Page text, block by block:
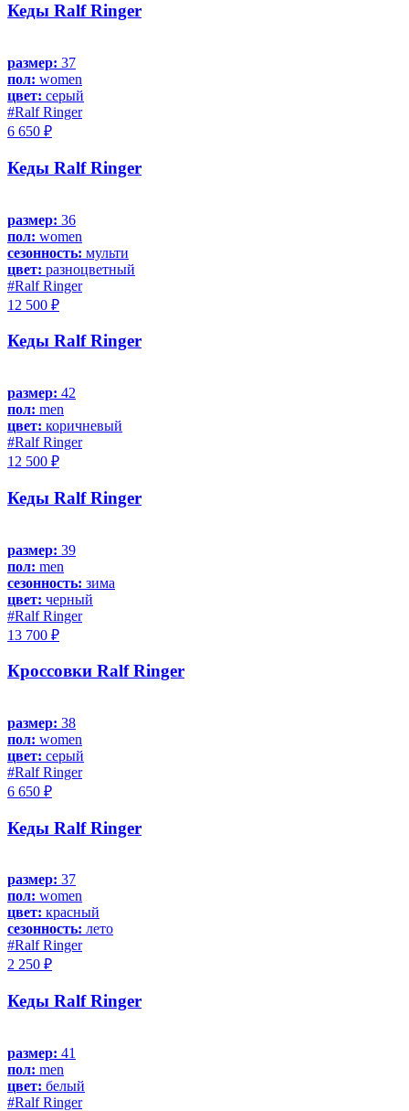
Кеды Ralf Ringer
размер: 37
пол: women
цвет: серый
#Ralf Ringer
6 650 ₽
Кеды Ralf Ringer
размер: 36
пол: women
сезонность: мульти
цвет: разноцветный
#Ralf Ringer
12 500 ₽
Кеды Ralf Ringer
размер: 42
пол: men
цвет: коричневый
#Ralf Ringer
12 500 ₽
Кеды Ralf Ringer
размер: 39
пол: men
сезонность: зима
цвет: черный
#Ralf Ringer
13 700 ₽
Кроссовки Ralf Ringer
размер: 38
пол: women
цвет: серый
#Ralf Ringer
6 650 ₽
Кеды Ralf Ringer
размер: 37
пол: women
цвет: красный
сезонность: лето
#Ralf Ringer
2 250 ₽
Кеды Ralf Ringer
размер: 41
пол: men
цвет: белый
#Ralf Ringer